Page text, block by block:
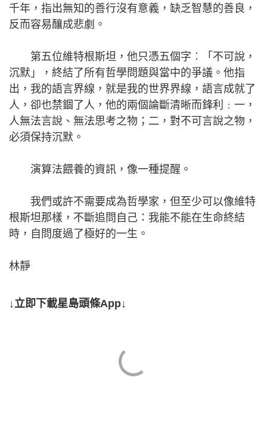
千年，指出無知的善行沒有意義，缺乏智慧的善良，
反而容易釀成悲劇。
第五位維特根斯坦，他只憑五個字︰「不可說，
沉默」，終結了所有哲學問題與當中的爭議。他指
出，我的語言界線，就是我的世界界線，語言成就了
人，卻也禁錮了人，他的兩個論斷清晰而鋒利﹕一，
人無法言說、無法思考之物；二，對不可言說之物，
必須保持沉默。
演算法餵養的資訊，像一種提醒。
我們或許不需要成為哲學家，但至少可以像維特
根斯坦那樣，不斷追問自己：我能不能在生命終結
時，自問度過了極好的一生。
林靜
↓立即下載星島頭條App↓